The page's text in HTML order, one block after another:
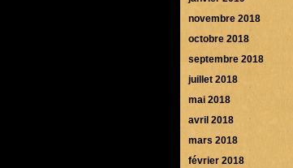
novembre 2018
octobre 2018
septembre 2018
juillet 2018
mai 2018
avril 2018
mars 2018
février 2018